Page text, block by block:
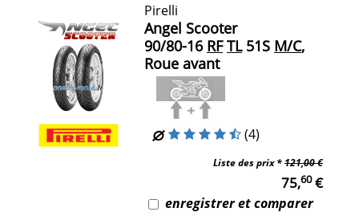
Pirelli
Angel Scooter
90/80-16 RF TL51S M/C,
Roue avant
(4)
Liste des prix *121,00 €
75,60€
enregistrer et comparer